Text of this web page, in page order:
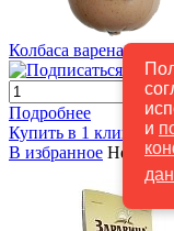
и
Колбаса вареная
Подробнее
Купить в 1 клик
К
В избранное